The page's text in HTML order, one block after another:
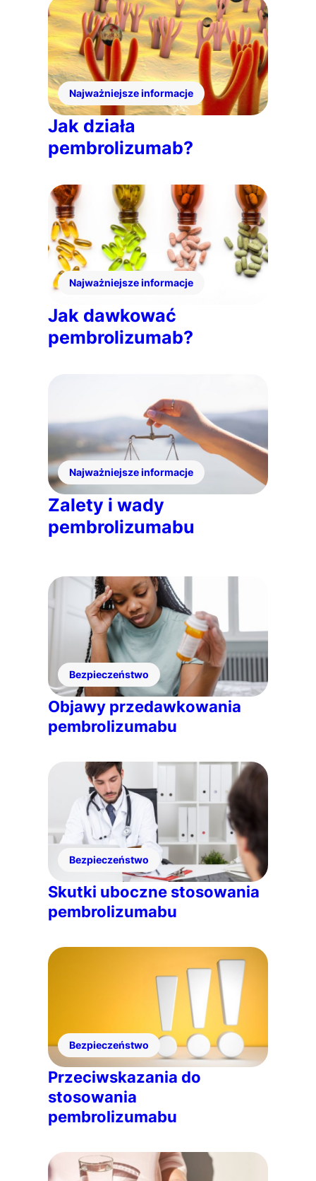
Najważniejsze informacje
Jak działa
pembrolizumab?
Najważniejsze informacje
Jak dawkować
pembrolizumab?
Najważniejsze informacje
Zalety i wady
pembrolizumabu
Bezpieczeństwo
Objawy przedawkowania
pembrolizumabu
Bezpieczeństwo
Skutki uboczne stosowania
pembrolizumabu
Bezpieczeństwo
Przeciwskazania do
stosowania
pembrolizumabu